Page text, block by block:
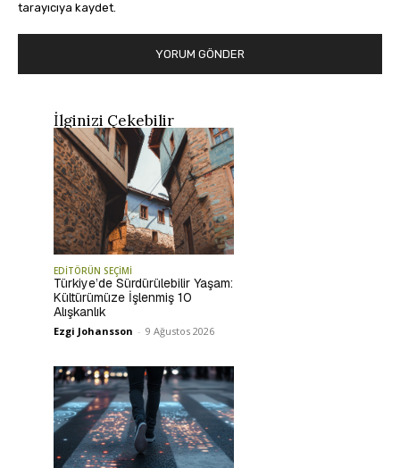
tarayıcıya kaydet.
İlginizi Çekebilir
EDİTÖRÜN SEÇİMİ
Türkiye’de Sürdürülebilir Yaşam:
Kültürümüze İşlenmiş 10
Alışkanlık
Ezgi Johansson - 9 Ağustos 2026